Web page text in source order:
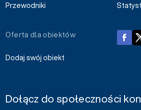
Przewodniki
Oferta dla obiektów
Dodaj swój obiekt
Dołącz do społeczności